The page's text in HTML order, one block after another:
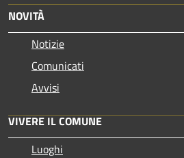
NOVITÀ
Notizie
Comunicati
Avvisi
VIVERE IL COMUNE
Luoghi